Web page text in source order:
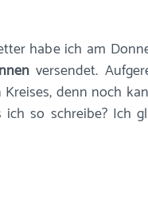
habe ich am
versendet.
denn noch
so schreibe? Ich